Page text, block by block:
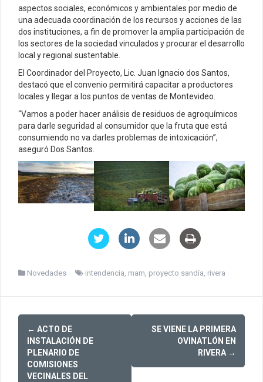
aspectos sociales, económicos y ambientales por medio de
una adecuada coordinación de los recursos y acciones de las
dos instituciones, a fin de promover la amplia participación de
los sectores de la sociedad vinculados y procurar el desarrollo
local y regional sustentable.
El Coordinador del Proyecto, Lic. Juan Ignacio dos Santos,
destacó que el convenio permitirá capacitar a productores
locales y llegar a los puntos de ventas de Montevideo.
“Vamos a poder hacer análisis de residuos de agroquímicos
para darle seguridad al consumidor que la fruta que está
consumiendo no va darles problemas de intoxicación”,
aseguró Dos Santos.
Novedades intendencia, mam, proyecto sandía, rivera
Post
navigation
← ACTO DE
INSTALACIÓN DE
PLENARIO DE
COMISIONES
VECINALES DEL
SE VIENE LA PRIMERA
OVINATLÓN EN
RIVERA →